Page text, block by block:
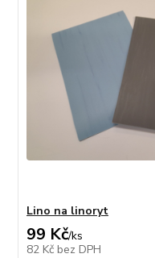
Lino na linoryt
99 Kč/ks
82 Kč bez DPH